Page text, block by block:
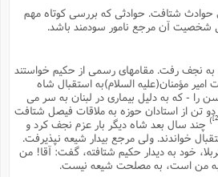
حوادث شتافت. حوادثى که بررسى کوتاه مهم
شخصیت آن مرجع نامور سودمند باشد.
نجف رفت. مقامهاى رسمى از حکیم خواستند
مؤمنان(علیه السلام)به استقبال شاه
را - که به دلیل بیمارى در لبنان به سر مى
دو تن از استادان حوزه به ملاقات فیصل شتافت
)چند سال بعد شاه دیگر بار عزم نجف کرد و
خواندند. ولى مرجع بیدار شیعه نپذیرفت.
خود به دیدار حکیم شتافته، گفت: آقا! من
به من است، به مصلحت شیعه نیست.